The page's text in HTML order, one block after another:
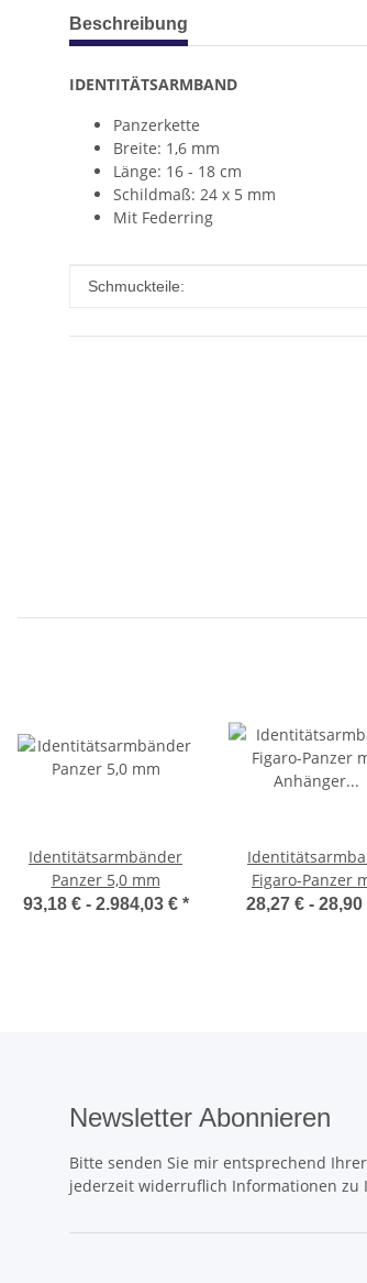
weitere Registerkarten anzeigen
Beschreibung
IDENTITÄTSARMBAND
Panzerkette
Breite: 1,6 mm
Länge: 16 - 18 cm
Schildmaß: 24 x 5 mm
Mit Federring
Produkteigenschaft
Wert
Schmuckteile:
Identitätsarmbänder
Panzer 5,0 mm
93,18 € - 2.984,03 € *
Figaro-Panzer
Anhänger
28,27 € - 28,90
Newsletter Abonnieren
Bitte senden Sie mir entsprechend Ihrer
jederzeit widerruflich Informationen zu